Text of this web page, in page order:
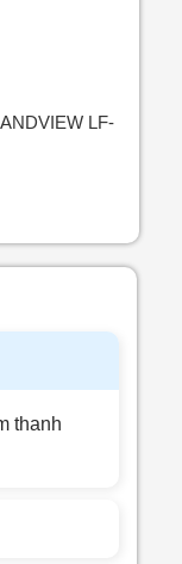
LF-
thanh